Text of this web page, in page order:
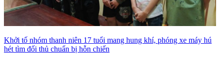
Khởi tố nhóm thanh niên 17 tuổi mang hung khí, phóng xe máy hú
hét tìm đối thủ chuẩn bị hỗn chiến